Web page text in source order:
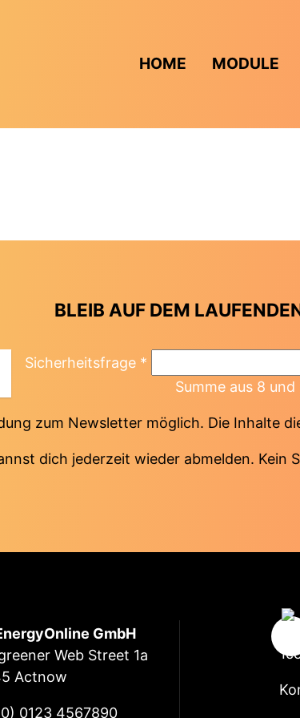
HOME MODULE
BLEIB AUF DEM
Sicherheitsfrage *
Summe aus 8 und
zum Newsletter möglich. Die Inhalte
dich jederzeit wieder abmelden. Kein
GmbH
Web Street 1a
Actnow
0123 4567890